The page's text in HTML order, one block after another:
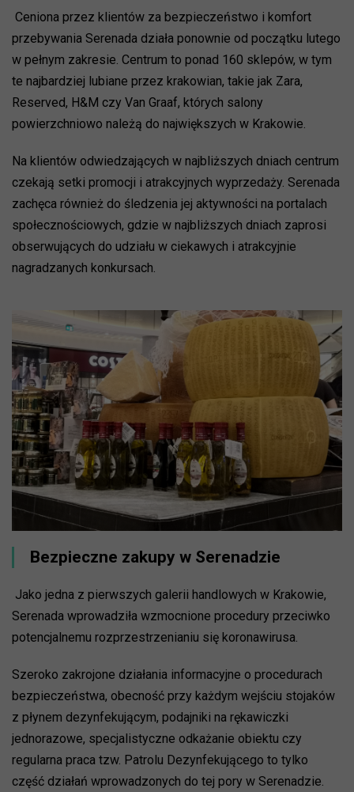
Ceniona przez klientów za bezpieczeństwo i komfort
przebywania Serenada działa ponownie od początku lutego
w pełnym zakresie. Centrum to ponad 160 sklepów, w tym
te najbardziej lubiane przez krakowian, takie jak Zara,
Reserved, H&M czy Van Graaf, których salony
powierzchniowo należą do największych w Krakowie.
Na klientów odwiedzających w najbliższych dniach centrum
czekają setki promocji i atrakcyjnych wyprzedaży. Serenada
zachęca również do śledzenia jej aktywności na portalach
społecznościowych, gdzie w najbliższych dniach zaprosi
obserwujących do udziału w ciekawych i atrakcyjnie
nagradzanych konkursach.
Bezpieczne zakupy w Serenadzie
Jako jedna z pierwszych galerii handlowych w Krakowie,
Serenada wprowadziła wzmocnione procedury przeciwko
potencjalnemu rozprzestrzenianiu się koronawirusa.
Szeroko zakrojone działania informacyjne o procedurach
bezpieczeństwa, obecność przy każdym wejściu stojaków
z płynem dezynfekującym, podajniki na rękawiczki
jednorazowe, specjalistyczne odkażanie obiektu czy
regularna praca tzw. Patrolu Dezynfekującego to tylko
część działań wprowadzonych do tej pory w Serenadzie.